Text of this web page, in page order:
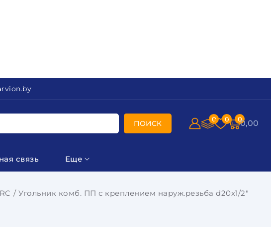
ПОИСК 0 0 00,00
связь Еще
Угольник комб. ПП с креплением наруж.резьба d20х1/2"